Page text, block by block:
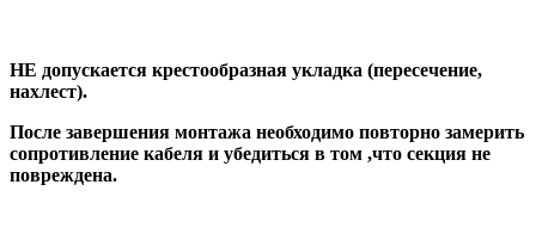
НЕ допускается крестообразная укладка (пересечение,
нахлест).
После завершения монтажа необходимо повторно замерить
сопротивление кабеля и убедиться в том ,что секция не
повреждена.